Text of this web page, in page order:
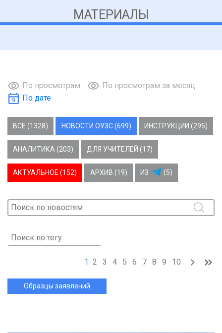
МАТЕРИАЛЫ
По просмотрам
По просмотрам за месяц
По дате
ВСЕ (1328) НОВОСТИ ОУЗС (699) ИНСТРУКЦИИ (295)
АНАЛИТИКА (203) ДЛЯ УЧИТЕЛЕЙ (17)
АКТУАЛЬНОЕ (152) АРХИВ (19) ИЗ (5)
1 2 3 4 5 6 7 8 9 10
Образцы заявлений